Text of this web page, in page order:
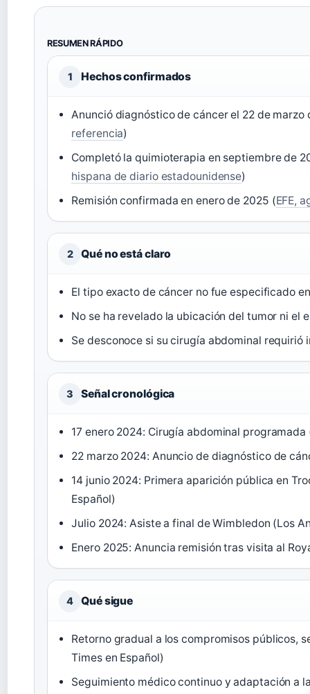
RESUMEN RÁPIDO
1 Hechos confirmados
Anunció diagnóstico de cáncer el 22 de marzo
referencia)
Completó la quimioterapia en septiembre de
hispana de diario estadounidense)
Remisión confirmada en enero de 2025 (EFE,
2 Qué no está claro
El tipo exacto de cáncer no fue especificado
No se ha revelado la ubicación del tumor ni el
Se desconoce si su cirugía abdominal requirió
3 Señal cronológica
17 enero 2024: Cirugía abdominal programada
22 marzo 2024: Anuncio de diagnóstico de
14 junio 2024: Primera aparición pública en
Español)
Julio 2024: Asiste a final de Wimbledon (Los
Enero 2025: Anuncia remisión tras visita al
4 Qué sigue
Retorno gradual a los compromisos públicos,
Times en Español)
Seguimiento médico continuo y adaptación a